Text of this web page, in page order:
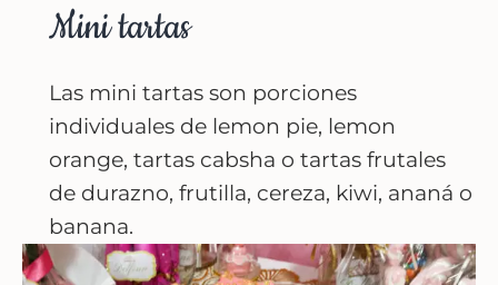
Mini tartas
Las mini tartas son porciones
individuales de lemon pie, lemon
orange, tartas cabsha o tartas frutales
de durazno, frutilla, cereza, kiwi, ananá o
banana.